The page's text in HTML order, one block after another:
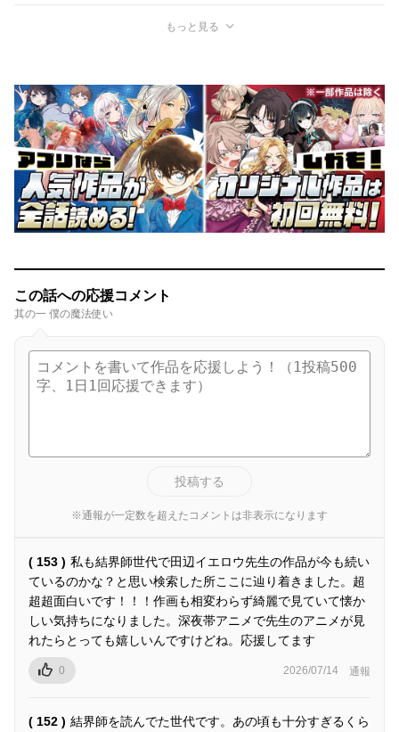
もっと見る
この話への応援コメント
其の一 僕の魔法使い
投稿する
※通報が一定数を超えたコメントは非表示になります
( 153 ) 私も結界師世代で田辺イエロウ先生の作品が今も続い
ているのかな？と思い検索した所ここに辿り着きました。超
超超面白いです！！！作画も相変わらず綺麗で見ていて懐か
しい気持ちになりました。深夜帯アニメで先生のアニメが見
れたらとっても嬉しいんですけどね。応援してます
0 2026/07/14 通報
( 152 ) 結界師を読んでた世代です。あの頃も十分すぎるくら